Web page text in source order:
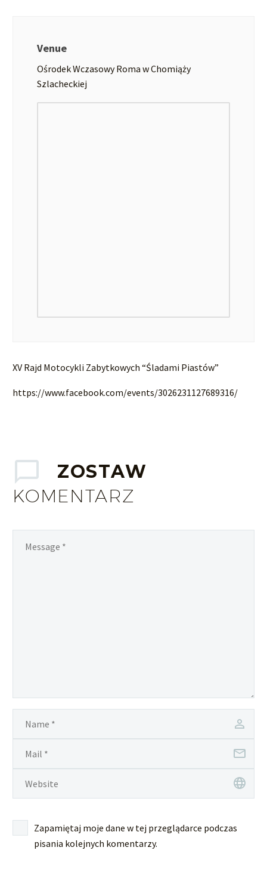
Venue
Ośrodek Wczasowy Roma w Chomiąży
Szlacheckiej
XV Rajd Motocykli Zabytkowych “Śladami Piastów”
https://www.facebook.com/events/3026231127689316/
ZOSTAW
KOMENTARZ
Zapamiętaj moje dane w tej przeglądarce podczas
pisania kolejnych komentarzy.